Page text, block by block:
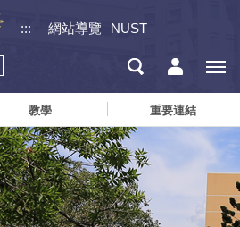
::: 網站導覽 NUST
教學 重要連結